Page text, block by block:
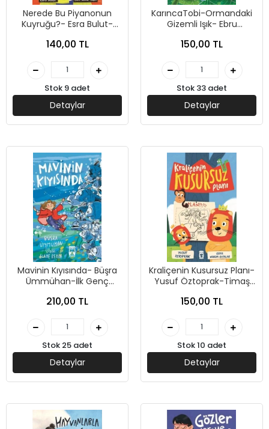
Nerede Bu Piyanonun
Kuyruğu?- Esra Bulut-
140,00 TL
Stok 9 adet
Detaylar
KarıncaTobi-Ormandaki
Gizemli Işık- Ebru
150,00 TL
Stok 33 adet
Detaylar
Mavinin Kıyısında- Büşra
Ümmühan-İlk Genç
210,00 TL
Stok 25 adet
Detaylar
Kraliçenin Kusursuz Planı-
Yusuf Öztoprak-Timaş
150,00 TL
Stok 10 adet
Detaylar